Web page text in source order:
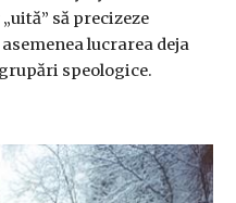
să precizeze
lucrarea deja
speologice.